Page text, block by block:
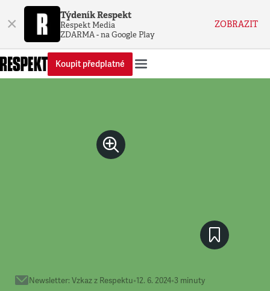
× Týdeník Respekt
Respekt Media
ZDARMA - na Google Play
ZOBRAZIT
Koupit předplatné
Newsletter: Vzkaz z Respektu•12. 6. 2024•3 minuty